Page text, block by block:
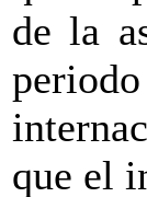
de la
que el